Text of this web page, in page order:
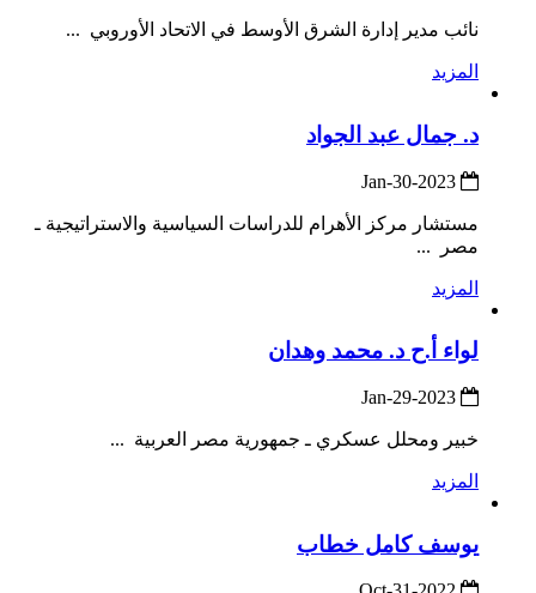
نائب مدير إدارة الشرق الأوسط في الاتحاد الأوروبي ...
المزيد
د. جمال عبد الجواد
مستشار مركز الأهرام للدراسات السياسية والاستراتيجية ـ
مصر ...
المزيد
لواء أ.ح د. محمد وهدان
خبير ومحلل عسكري ـ جمهورية مصر العربية ...
المزيد
يوسف كامل خطاب